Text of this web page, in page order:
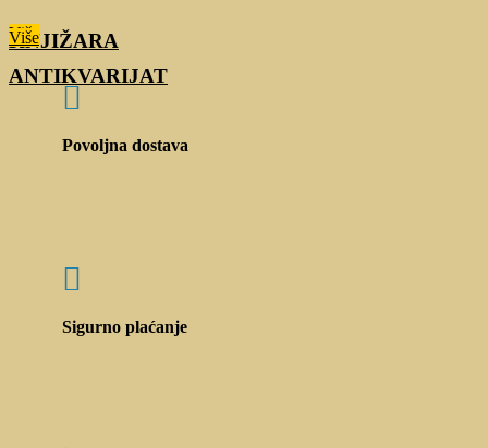
KNJIŽARA
Više
ANTIKVARIJAT
Više

Povoljna dostava

Sigurno plaćanje